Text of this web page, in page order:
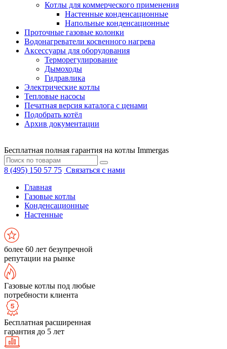
Котлы для коммерческого применения
Настенные конденсационные
Напольные конденсационные
Проточные газовые колонки
Водонагреватели косвенного нагрева
Аксессуары для оборудования
Терморегулирование
Дымоходы
Гидравлика
Электрические котлы
Тепловые насосы
Печатная версия каталога с ценами
Подобрать котёл
Архив документации
Бесплатная полная гарантия на котлы Immergas
8 (495) 150 57 75 Связаться с нами
Главная
Газовые котлы
Конденсационные
Настенные
более 60 лет безупречной
репутации на рынке
Газовые котлы под любые
потребности клиента
Бесплатная расширенная
гарантия до 5 лет